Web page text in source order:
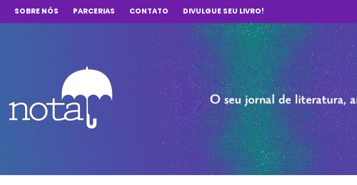
SOBRE NÓS PARCERIAS CONTATO DIVULGUE SEU LIVRO!